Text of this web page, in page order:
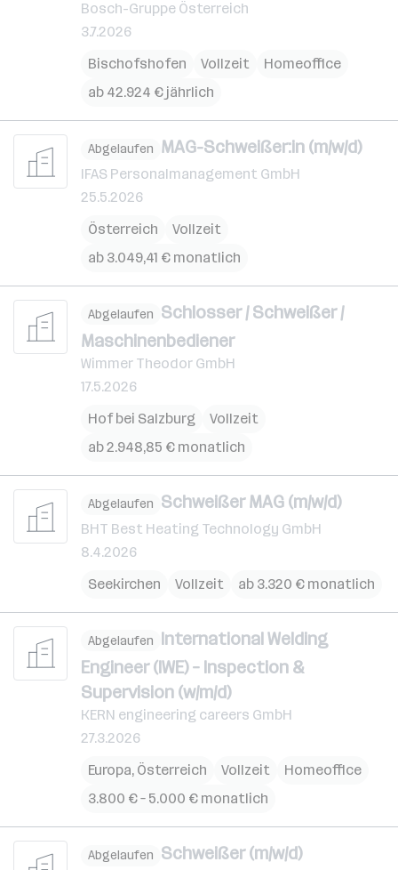
Bosch-Gruppe Österreich
3.7.2026
Bischofshofen
Vollzeit
Homeoffice
ab 42.924 € jährlich
Abgelaufen MAG-Schweißer:in (m/w/d)
IFAS Personalmanagement GmbH
25.5.2026
Österreich
Vollzeit
ab 3.049,41 € monatlich
Abgelaufen Schlosser / Schweißer /
Maschinenbediener
Wimmer Theodor GmbH
17.5.2026
Hof bei Salzburg
Vollzeit
ab 2.948,85 € monatlich
Abgelaufen Schweißer MAG (m/w/d)
BHT Best Heating Technology GmbH
8.4.2026
Seekirchen
Vollzeit ab 3.320 € monatlich
Abgelaufen International Welding
Engineer (IWE) – Inspection &
Supervision (w/m/d)
KERN engineering careers GmbH
27.3.2026
Europa, Österreich Vollzeit
Homeoffice
3.800 € – 5.000 € monatlich
Abgelaufen Schweißer (m/w/d)